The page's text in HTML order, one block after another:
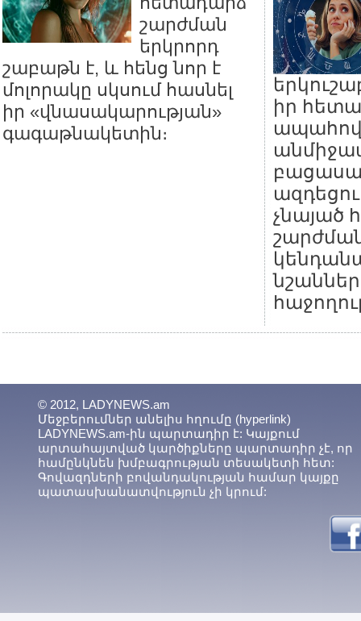
շարժման
երկրորդ
շաբաթն է, և հենց նոր է
մոլորակը սկսում հասնել
իր «վնասակարության»
գագաթնակետին։
իր
չնայած
© 2012, LADYNEWS.am
Մեջբերումներ անելիս հղումը (hyperlink)
LADYNEWS.am-ին պարտադիր է: Կայքում
արտահայտված կարծիքները պարտադիր չէ, որ
համընկնեն խմբագրության տեսակետի հետ:
Գովազդների բովանդակության համար կայքը
պատասխանատվություն չի կրում: